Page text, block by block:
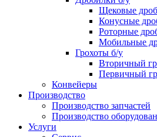
Щековые
Конусные
Роторные
Мобильные
Грохоты б/у
Вторичный
Первичный
Конвейеры
Производство
Производство запчастей
Производство
Услуги